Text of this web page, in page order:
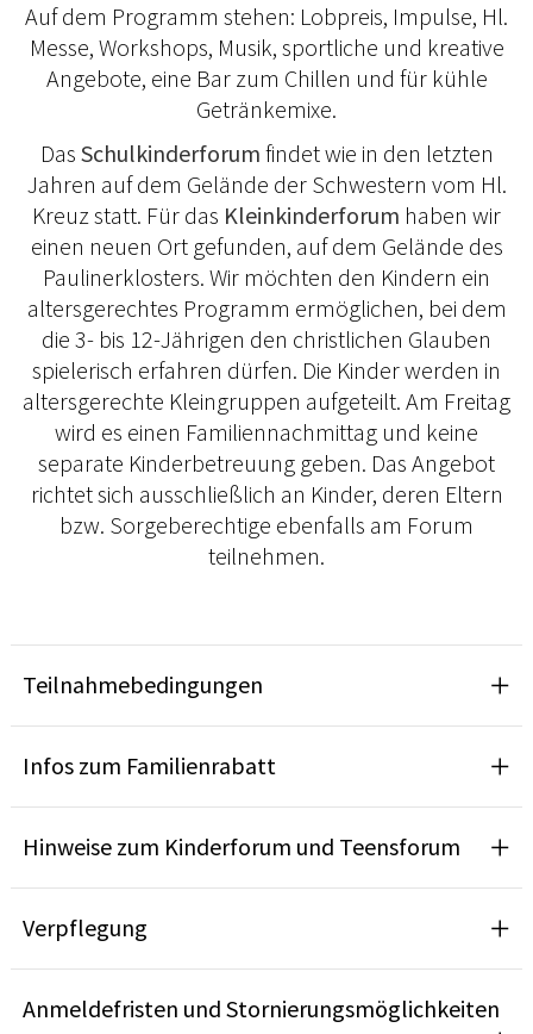
Auf dem Programm stehen: Lobpreis, Impulse, Hl.
Messe, Workshops, Musik, sportliche und kreative
Angebote, eine Bar zum Chillen und für kühle
Getränkemixe.
Das Schulkinderforum findet wie in den letzten
Jahren auf dem Gelände der Schwestern vom Hl.
Kreuz statt. Für das Kleinkinderforum haben wir
einen neuen Ort gefunden, auf dem Gelände des
Paulinerklosters. Wir möchten den Kindern ein
altersgerechtes Programm ermöglichen, bei dem
die 3- bis 12-Jährigen den christlichen Glauben
spielerisch erfahren dürfen. Die Kinder werden in
altersgerechte Kleingruppen aufgeteilt. Am Freitag
wird es einen Familiennachmittag und keine
separate Kinderbetreuung geben. Das Angebot
richtet sich ausschließlich an Kinder, deren Eltern
bzw. Sorgeberechtige ebenfalls am Forum
teilnehmen.
Teilnahmebedingungen
Infos zum Familienrabatt
Hinweise zum Kinderforum und Teensforum
Verpflegung
Anmeldefristen und Stornierungsmöglichkeiten